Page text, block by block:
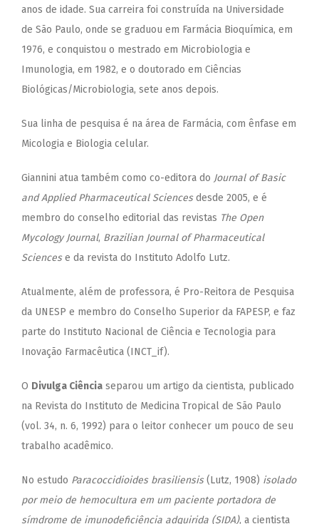
anos de idade. Sua carreira foi construída na Universidade
de São Paulo, onde se graduou em Farmácia Bioquímica, em
1976, e conquistou o mestrado em Microbiologia e
Imunologia, em 1982, e o doutorado em Ciências
Biológicas/Microbiologia, sete anos depois.
Sua linha de pesquisa é na área de Farmácia, com ênfase em
Micologia e Biologia celular.
Giannini atua também como co-editora do Journal of Basic
and Applied Pharmaceutical Sciencesdesde 2005, e é
membro do conselho editorial das revistas The Open
Mycology Journal, Brazilian Journal of Pharmaceutical
Sciencese da revista do Instituto Adolfo Lutz.
Atualmente, além de professora, é Pro-Reitora de Pesquisa
da UNESP e membro do Conselho Superior da FAPESP, e faz
parte do Instituto Nacional de Ciência e Tecnologia para
Inovação Farmacêutica (INCT_if).
O Divulga Ciência separou um artigo da cientista, publicado
na Revista do Instituto de Medicina Tropical de São Paulo
(vol. 34, n. 6, 1992) para o leitor conhecer um pouco de seu
trabalho acadêmico.
No estudo Paracoccidioides brasiliensis(Lutz, 1908) isolado
por meio de hemocultura em um paciente portadora de
símdrome de imunodeficiência adquirida (SIDA), a cientista